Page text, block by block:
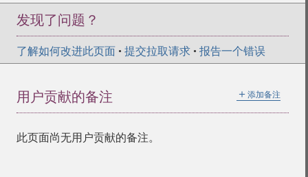
发现了问题？
了解如何改进此页面 • 提交拉取请求 • 报告一个错误
＋ 添加备注
用户贡献的备注
此页面尚无用户贡献的备注。